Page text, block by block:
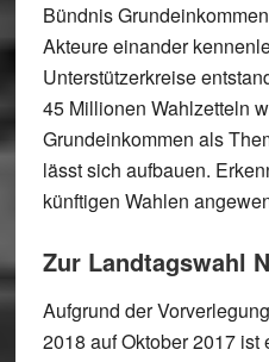
Bündnis
Akteure einander
Unterstützerkreise
45 Millionen Wahlzetteln
Grundeinkommen als
lässt sich aufbauen.
künftigen Wahlen
Zur Landtagswahl
Aufgrund der
2018 auf Oktober 2017